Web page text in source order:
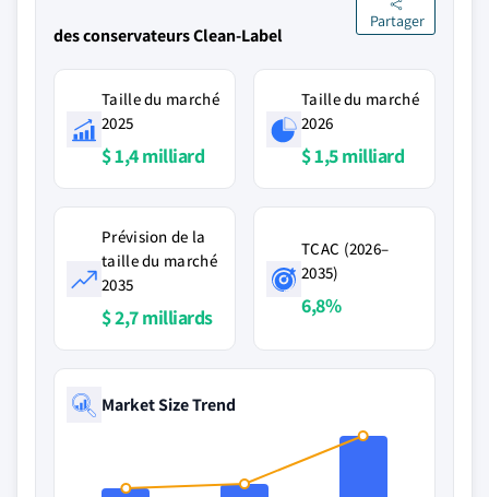
des conservateurs Clean-Label
Partager
Taille du marché
2025
$ 1,4 milliard
Taille du marché
2026
$ 1,5 milliard
Prévision de la
taille du marché
2035
$ 2,7 milliards
TCAC (2026–
2035)
6,8%
Market Size Trend